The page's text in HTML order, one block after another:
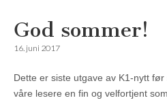
God sommer!
16. juni 2017
Dette er siste utgave av K1-nytt
våre lesere en fin og velfortjent